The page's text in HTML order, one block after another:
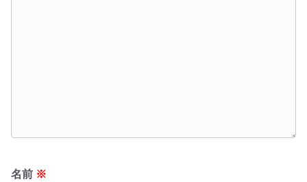
名前 ※